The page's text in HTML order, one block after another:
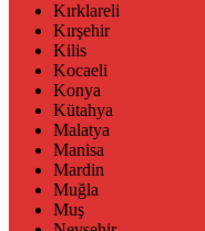
Kırklareli
Kırşehir
Kilis
Kocaeli
Konya
Kütahya
Malatya
Manisa
Mardin
Muğla
Muş